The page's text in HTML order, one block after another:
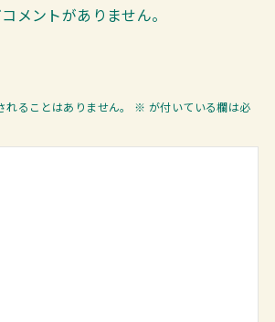
メントがありません。
ることはありません。 ※ が付いている欄は必